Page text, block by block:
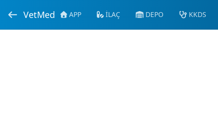
VetMed APP İLAÇ DEPO KKDS